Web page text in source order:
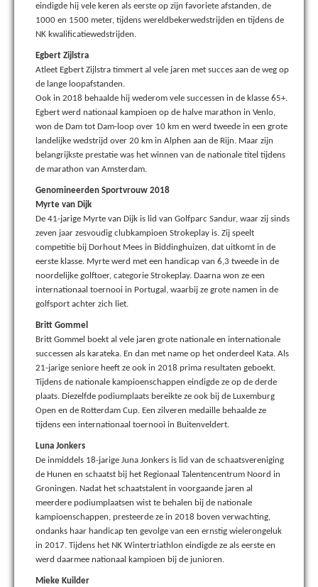
eindigde hij vele keren als eerste op zijn favoriete afstanden, de
1000 en 1500 meter, tijdens wereldbekerwedstrijden en tijdens de
NK kwalificatiewedstrijden.
Egbert Zijlstra
Atleet Egbert Zijlstra timmert al vele jaren met succes aan de weg op
de lange loopafstanden.
Ook in 2018 behaalde hij wederom vele successen in de klasse 65+.
Egbert werd nationaal kampioen op de halve marathon in Venlo,
won de Dam tot Dam-loop over 10 km en werd tweede in een grote
landelijke wedstrijd over 20 km in Alphen aan de Rijn. Maar zijn
belangrijkste prestatie was het winnen van de nationale titel tijdens
de marathon van Amsterdam.
Genomineerden Sportvrouw 2018
Myrte van Dijk
De 41-jarige Myrte van Dijk is lid van Golfparc Sandur, waar zij sinds
zeven jaar zesvoudig clubkampioen Strokeplay is. Zij speelt
competitie bij Dorhout Mees in Biddinghuizen, dat uitkomt in de
eerste klasse. Myrte werd met een handicap van 6,3 tweede in de
noordelijke golftoer, categorie Strokeplay. Daarna won ze een
internationaal toernooi in Portugal, waarbij ze grote namen in de
golfsport achter zich liet.
Britt Gommel
Britt Gommel boekt al vele jaren grote nationale en internationale
successen als karateka. En dan met name op het onderdeel Kata. Als
21-jarige seniore heeft ze ook in 2018 prima resultaten geboekt.
Tijdens de nationale kampioenschappen eindigde ze op de derde
plaats. Diezelfde podiumplaats bereikte ze ook bij de Luxemburg
Open en de Rotterdam Cup. Een zilveren medaille behaalde ze
tijdens een internationaal toernooi in Buitenveldert.
Luna Jonkers
De inmiddels 18-jarige Juna Jonkers is lid van de schaatsvereniging
de Hunen en schaatst bij het Regionaal Talentencentrum Noord in
Groningen. Nadat het schaatstalent in voorgaande jaren al
meerdere podiumplaatsen wist te behalen bij de nationale
kampioenschappen, presteerde ze in 2018 boven verwachting,
ondanks haar handicap ten gevolge van een ernstig wielerongeluk
in 2017. Tijdens het NK Wintertriathlon eindigde ze als eerste en
werd daarmee nationaal kampioen bij de junioren.
Mieke Kuilder